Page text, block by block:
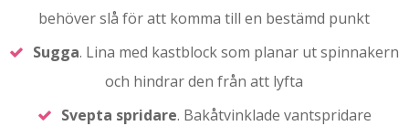
behöver slå för att komma till en bestämd punkt
Sugga. Lina med kastblock som planar ut spinnakern
och hindrar den från att lyfta
Svepta spridare. Bakåtvinklade vantspridare